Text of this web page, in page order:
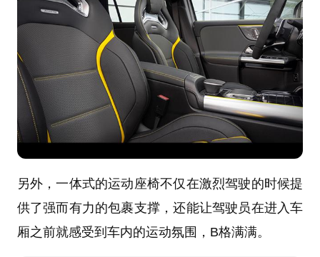
另外，一体式的运动座椅不仅在激烈驾驶的时候提
供了强而有力的包裹支撑，还能让驾驶员在进入车
厢之前就感受到车内的运动氛围，B格满满。